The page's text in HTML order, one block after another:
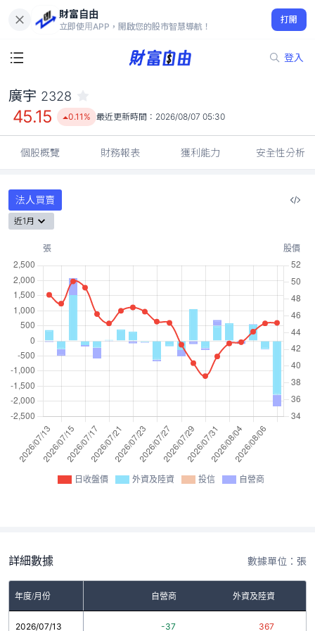
財富自由
立即使用APP，開啟您的股市智慧導航！
打開
登入
45.15
0.11%
廣宇 2328
45.15 0.11% 最近更新時間： 2026/08/07 05:30
個股概覽 財務報表 獲利能力 安全性分析
法人買賣
近1月
日收盤價 外資及陸資 投信 自營商
詳細數據 數據單位：張
年度/月份 自營商 外資及陸資
2026/07/13 -37 367